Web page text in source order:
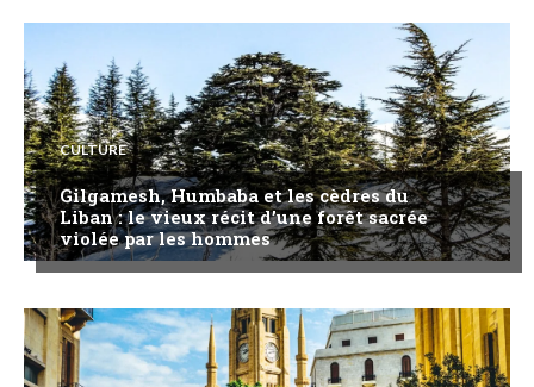
CULTURE
Gilgamesh, Humbaba et les cèdres du
Liban : le vieux récit d’une forêt sacrée
violée par les hommes